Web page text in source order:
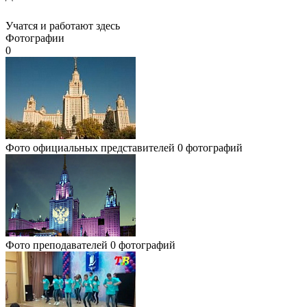
Учатся и работают здесь
Фотографии
0
Фото официальных представителей 0 фотографий
Фото преподавателей 0 фотографий